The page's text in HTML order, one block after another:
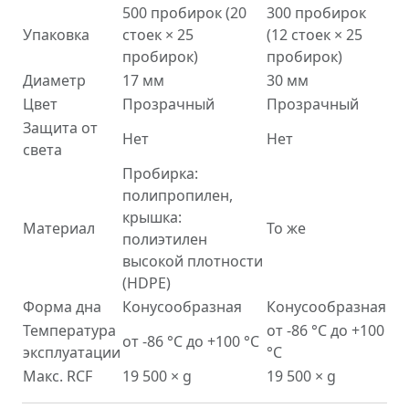
Упаковка
500 пробирок (20
стоек × 25
пробирок)
300 пробирок
(12 стоек × 25
пробирок)
Диаметр
17 мм
30 мм
Цвет
Прозрачный
Прозрачный
Защита от
света
Нет Нет
Материал
Пробирка:
полипропилен,
крышка:
полиэтилен
высокой плотности
(HDPE)
То же
Форма дна Конусообразная
Конусообразная
Температура
эксплуатации
от -86 °C до +100 °C
от -86 °C до +100
°C
Макс. RCF
19 500 × g 19 500 × g